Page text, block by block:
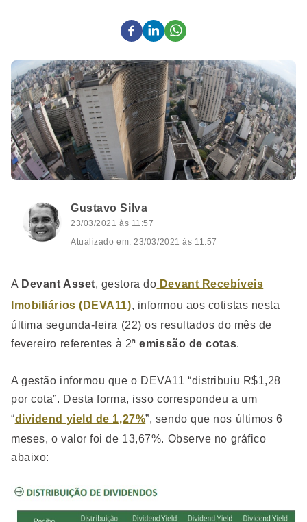
Gustavo Silva
23/03/2021 às 11:57
Atualizado em: 23/03/2021 às 11:57
A Devant Asset, gestora do Devant Recebíveis
Imobiliários (DEVA11), informou aos cotistas nesta
última segunda-feira (22) os resultados do mês de
fevereiro referentes à 2ªemissão de cotas.
A gestão informou que o DEVA11 “distribuiu R$1,28
por cota”. Desta forma, isso correspondeu a um
“dividend yield de 1,27%”, sendo que nos últimos 6
meses, o valor foi de 13,67%. Observe no gráfico
abaixo: